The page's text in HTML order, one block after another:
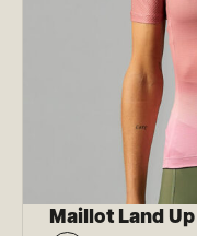
Maillot Land